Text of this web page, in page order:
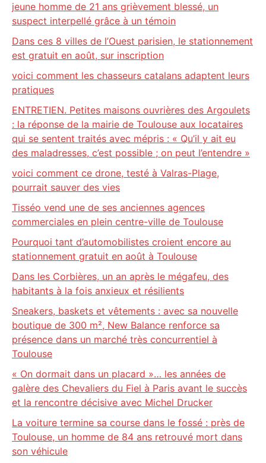
jeune homme de 21 ans grièvement blessé, un
suspect interpellé grâce à un témoin
Dans ces 8 villes de l’Ouest parisien, le stationnement
est gratuit en août, sur inscription
voici comment les chasseurs catalans adaptent leurs
pratiques
ENTRETIEN. Petites maisons ouvrières des Argoulets
: la réponse de la mairie de Toulouse aux locataires
qui se sentent traités avec mépris : « Qu’il y ait eu
des maladresses, c’est possible ; on peut l’entendre »
voici comment ce drone, testé à Valras-Plage,
pourrait sauver des vies
Tisséo vend une de ses anciennes agences
commerciales en plein centre-ville de Toulouse
Pourquoi tant d’automobilistes croient encore au
stationnement gratuit en août à Toulouse
Dans les Corbières, un an après le mégafeu, des
habitants à la fois anxieux et résilients
Sneakers, baskets et vêtements : avec sa nouvelle
boutique de 300 m², New Balance renforce sa
présence dans un marché très concurrentiel à
Toulouse
« On dormait dans un placard »… les années de
galère des Chevaliers du Fiel à Paris avant le succès
et la rencontre décisive avec Michel Drucker
La voiture termine sa course dans le fossé : près de
Toulouse, un homme de 84 ans retrouvé mort dans
son véhicule